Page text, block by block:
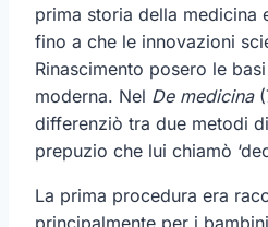
prima storia della medicina
fino a che le innovazioni
Rinascimento posero le
moderna. Nel De medicina
differenziò tra due metodi
prepuzio che lui chiamò
La prima procedura era
principalmente per i